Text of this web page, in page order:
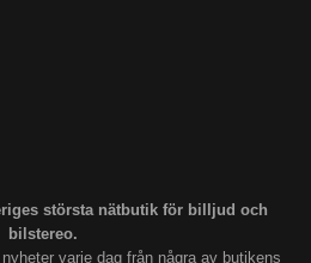
största nätbutik för billjud och
bilstereo.
varje dag från några av butikens